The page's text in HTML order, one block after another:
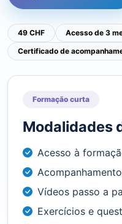
49 CHF Acesso de 3
Certificado de
Formação curta
Modalidades
Acesso à
Vídeos passo a
Exercícios e